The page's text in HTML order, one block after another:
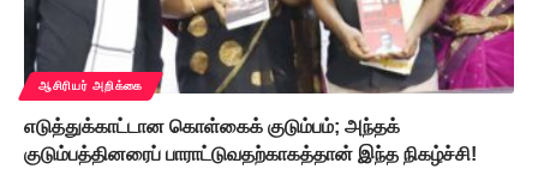
ஆசிரியர் அறிக்கை
எடுத்துக்காட்டான கொள்கைக் குடும்பம்; அந்தக்
குடும்பத்தினரைப் பாராட்டுவதற்காகத்தான் இந்த நிகழ்ச்சி!